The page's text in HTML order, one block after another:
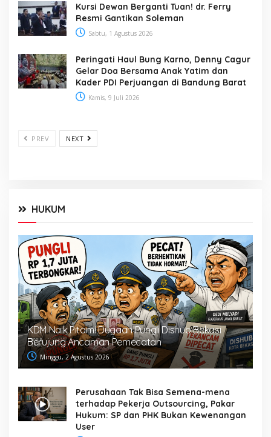
Kursi Dewan Berganti Tuan! dr. Ferry
Resmi Gantikan Soleman
Sabtu, 1 Agustus 2026
Peringati Haul Bung Karno, Denny Cagur
Gelar Doa Bersama Anak Yatim dan
Kader PDI Perjuangan di Bandung Barat
Kamis, 9 Juli 2026
PREV NEXT
HUKUM
KDM Naik Pitam! Dugaan Pungli Dishub Bekasi
Berujung Ancaman Pemecatan
Minggu, 2 Agustus 2026
Perusahaan Tak Bisa Semena-mena
terhadap Pekerja Outsourcing, Pakar
Hukum: SP dan PHK Bukan Kewenangan
User